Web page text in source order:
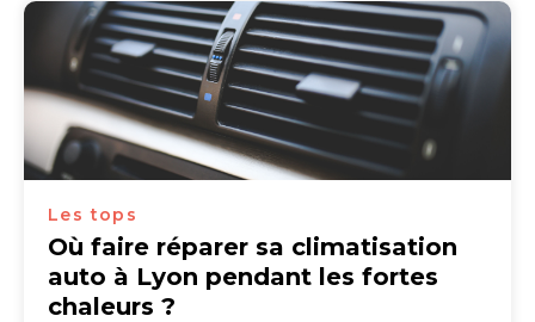
Les tops
Où faire réparer sa climatisation
auto à Lyon pendant les fortes
chaleurs ?